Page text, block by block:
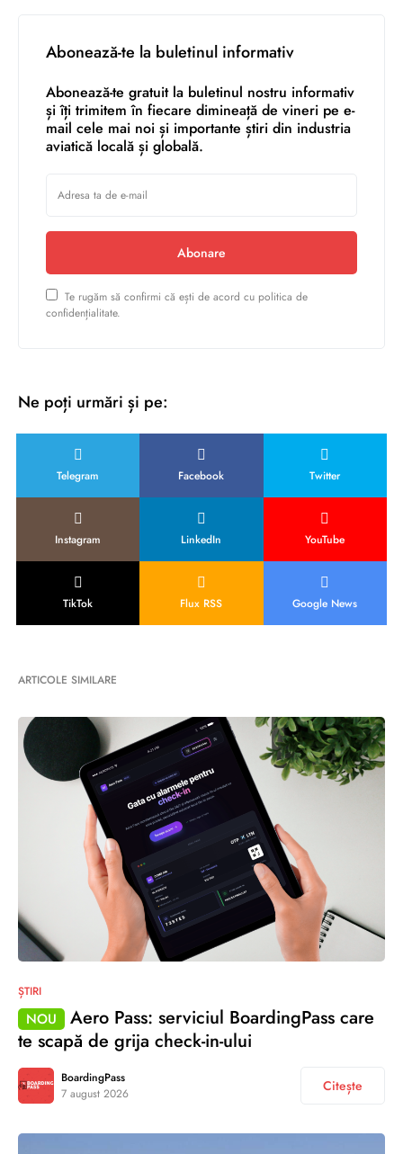
Abonează-te la buletinul informativ
Abonează-te gratuit la buletinul nostru informativ
și îți trimitem în fiecare dimineață de vineri pe e-
mail cele mai noi și importante știri din industria
aviatică locală și globală.
Abonare
Te rugăm să confirmi că ești de acord cu politica de
confidențialitate.
Ne poți urmări și pe:
Telegram Facebook Twitter
Instagram LinkedIn YouTube
TikTok Flux RSS Google News
ARTICOLE SIMILARE
ȘTIRI
NOU
Aero Pass: serviciul BoardingPass care
te scapă de grija check-in-ului
BoardingPass
7 august 2026
Citește